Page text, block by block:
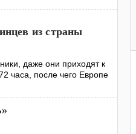
из страны
даже они приходят к
часа, после чего Европе